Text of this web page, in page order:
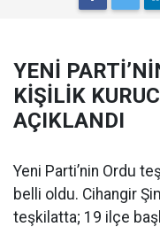
YENİ
KİŞİLİK
AÇIKLANDI
Yeni Parti’nin Ordu
belli oldu. Cihangir
teşkilatta; 19 ilçe